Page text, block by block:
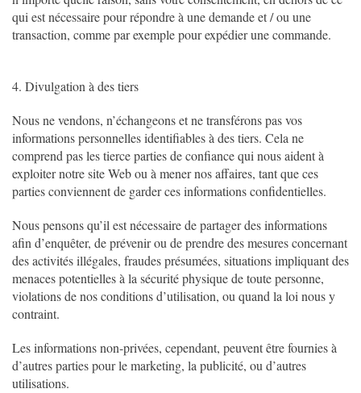
qui est nécessaire pour répondre à une demande et / ou une
transaction, comme par exemple pour expédier une commande.
4. Divulgation à des tiers
Nous ne vendons, n’échangeons et ne transférons pas vos
informations personnelles identifiables à des tiers. Cela ne
comprend pas les tierce parties de confiance qui nous aident à
exploiter notre site Web ou à mener nos affaires, tant que ces
parties conviennent de garder ces informations confidentielles.
Nous pensons qu’il est nécessaire de partager des informations
afin d’enquêter, de prévenir ou de prendre des mesures concernant
des activités illégales, fraudes présumées, situations impliquant des
menaces potentielles à la sécurité physique de toute personne,
violations de nos conditions d’utilisation, ou quand la loi nous y
contraint.
Les informations non-privées, cependant, peuvent être fournies à
d’autres parties pour le marketing, la publicité, ou d’autres
utilisations.